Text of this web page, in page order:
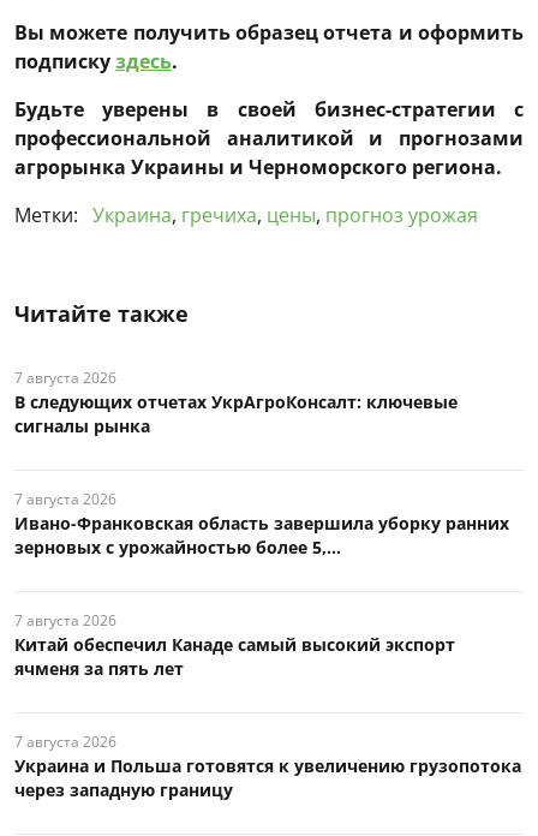
Вы можете получить образец отчета и оформить
подпискуздесь.
Будьте уверены в своей бизнес-стратегии с
профессиональной аналитикой и прогнозами
агрорынка Украины и Черноморского региона.
Метки: Украина, гречиха, цены, прогноз урожая
Читайте также
7 августа 2026
В следующих отчетах УкрАгроКонсалт: ключевые
сигналы рынка
7 августа 2026
Ивано-Франковская область завершила уборку ранних
зерновых с урожайностью более 5,...
7 августа 2026
Китай обеспечил Канаде самый высокий экспорт
ячменя за пять лет
7 августа 2026
Украина и Польша готовятся к увеличению грузопотока
через западную границу